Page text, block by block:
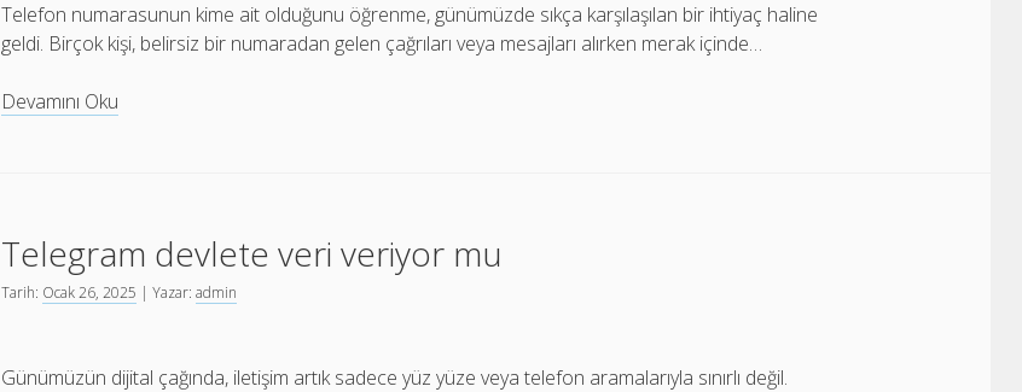
Telefon numarasunun kime ait olduğunu öğrenme, günümüzde sıkça karşılaşılan bir ihtiyaç haline
geldi. Birçok kişi, belirsiz bir numaradan gelen çağrıları veya mesajları alırken merak içinde…
Devamını Oku
öğrenme
ücretsiz
Telegram devlete veri veriyor mu
Tarih: Ocak 26, 2025 | Yazar:admin
Günümüzün dijital çağında, iletişim artık sadece yüz yüze veya telefon aramalarıyla sınırlı değil.